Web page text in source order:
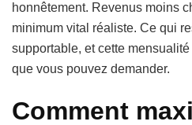
honnêtement. Revenus moins
minimum vital réaliste. Ce qui
supportable, et cette
que vous pouvez demander.
Comment